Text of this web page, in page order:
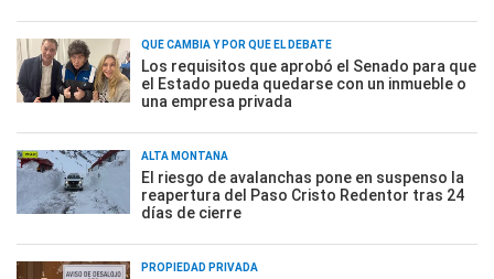
QUÉ CAMBIA Y POR QUÉ EL DEBATE
Los requisitos que aprobó el Senado para que
el Estado pueda quedarse con un inmueble o
una empresa privada
ALTA MONTAÑA
El riesgo de avalanchas pone en suspenso la
reapertura del Paso Cristo Redentor tras 24
días de cierre
PROPIEDAD PRIVADA